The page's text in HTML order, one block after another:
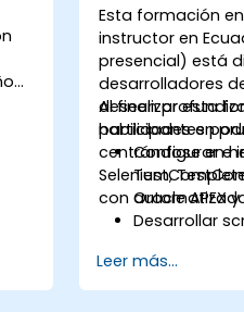
Esta formación
instructor en
presencial) está
desarrolladores
deseen
habilidades en
centrándose en
Selenium,
con Oracle APEX
Al finalizar esta
participantes
Configurar e
Desarrollar
Integrar las
con
Leer más...